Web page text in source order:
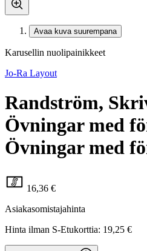
Avaa kuva suurempana
Karusellin nuolipainikkeet
Jo-Ra Layout
Randström,
Övningar med
Övningar med
16,36 €
Asiakasomistajahinta
Hinta ilman S-Etukorttia: 19,25 €